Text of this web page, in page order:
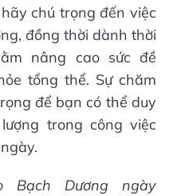
chú trọng đến việc
đồng thời dành thời
nâng cao sức đề
tổng thể. Sự chăm
để bạn có thể duy
trong công việc
Bạch Dương ngày